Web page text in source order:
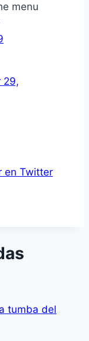
menu
29,
en Twitter
tumba del